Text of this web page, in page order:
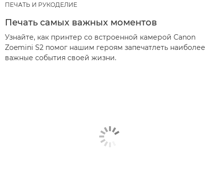
ПЕЧАТЬ И РУКОДЕЛИЕ
Печать самых важных моментов
Узнайте, как принтер со встроенной камерой Canon
Zoemini S2 помог нашим героям запечатлеть наиболее
важные события своей жизни.